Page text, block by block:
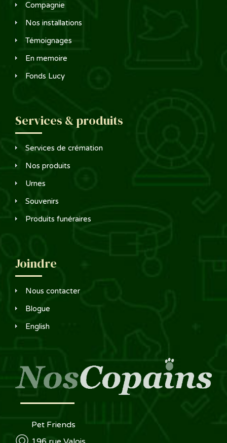
Compagnie
Nos installations
Témoignages
En memoire
Fonds Lucy
Services & produits
Services de crémation
Nos produits
Urnes
Souvenirs
Produits funéraires
Joindre
Nous contacter
Blogue
English
Pet Friends